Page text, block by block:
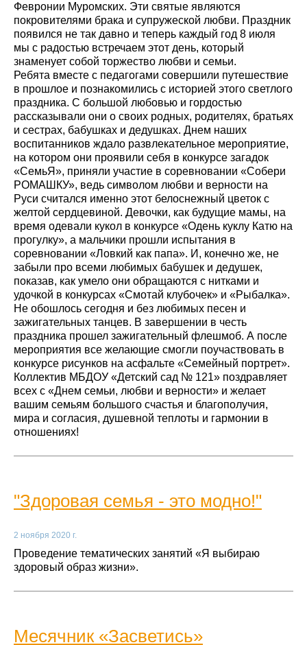
Февронии Муромских. Эти святые являются
покровителями брака и супружеской любви. Праздник
появился не так давно и теперь каждый год 8 июля
мы с радостью встречаем этот день, который
знаменует собой торжество любви и семьи.
Ребята вместе с педагогами совершили путешествие
в прошлое и познакомились с историей этого светлого
праздника. С большой любовью и гордостью
рассказывали они о своих родных, родителях, братьях
и сестрах, бабушках и дедушках. Днем наших
воспитанников ждало развлекательное мероприятие,
на котором они проявили себя в конкурсе загадок
«СемьЯ», приняли участие в соревновании «Собери
РОМАШКУ», ведь символом любви и верности на
Руси считался именно этот белоснежный цветок с
желтой сердцевиной. Девочки, как будущие мамы, на
время одевали кукол в конкурсе «Одень куклу Катю на
прогулку», а мальчики прошли испытания в
соревновании «Ловкий как папа». И, конечно же, не
забыли про всеми любимых бабушек и дедушек,
показав, как умело они обращаются с нитками и
удочкой в конкурсах «Смотай клубочек» и «Рыбалка».
Не обошлось сегодня и без любимых песен и
зажигательных танцев. В завершении в честь
праздника прошел зажигательный флешмоб. А после
мероприятия все желающие смогли поучаствовать в
конкурсе рисунков на асфальте «Семейный портрет».
Коллектив МБДОУ «Детский сад № 121» поздравляет
всех с «Днем семьи, любви и верности» и желает
вашим семьям большого счастья и благополучия,
мира и согласия, душевной теплоты и гармонии в
отношениях!
"Здоровая семья - это модно!"
2 ноября 2020 г.
Проведение тематических занятий «Я выбираю
здоровый образ жизни».
Месячник «Засветись»